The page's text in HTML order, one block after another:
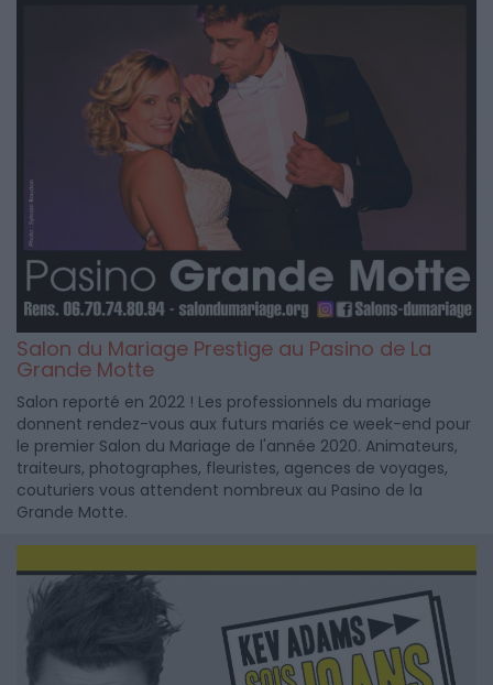
Salon du Mariage Prestige au Pasino de La
Grande Motte
Salon reporté en 2022 ! Les professionnels du mariage
donnent rendez-vous aux futurs mariés ce week-end pour
le premier Salon du Mariage de l'année 2020. Animateurs,
traiteurs, photographes, fleuristes, agences de voyages,
couturiers vous attendent nombreux au Pasino de la
Grande Motte.